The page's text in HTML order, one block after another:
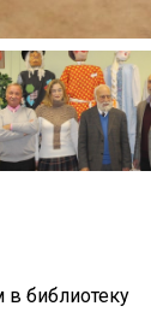
в библиотеку